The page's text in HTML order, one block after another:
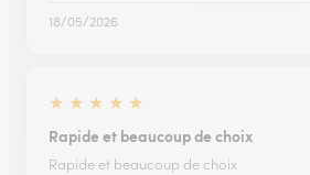
18/05/2026
★ ★ ★ ★ ★
Rapide et beaucoup de choix
Rapide et beaucoup de choix